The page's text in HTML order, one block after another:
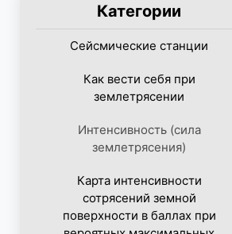
Категории
Сейсмические станции
Как вести себя при
землетрясении
Интенсивность (сила
землетрясения)
Карта интенсивности
сотрясений земной
поверхности в баллах при